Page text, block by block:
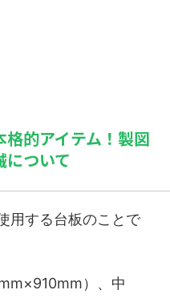
的アイテム！製図
について
用する台板のことで
）、中